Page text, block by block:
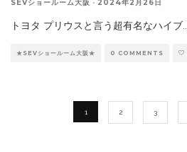
SEVショールーム大阪 · 2024年2月26日
トヨタ プリウスと言う超有名なハイブ
★SEVショールーム大阪★ 0 COMMENTS
1 2 3